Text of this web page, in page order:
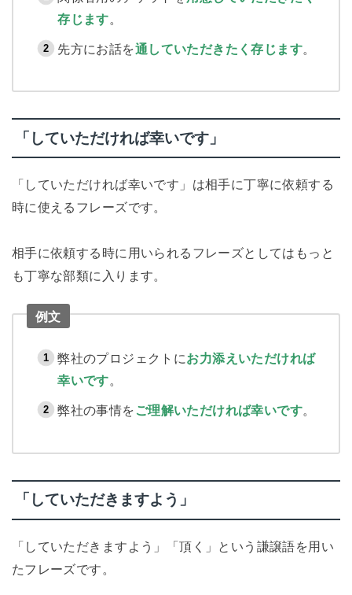
存じます。
先方にお話を通していただきたく存じます。
「していただければ幸いです」
「していただければ幸いです」は相手に丁寧に依頼する
時に使えるフレーズです。
相手に依頼する時に用いられるフレーズとしてはもっと
も丁寧な部類に入ります。
例文
弊社のプロジェクトにお力添えいただければ
幸いです。
弊社の事情を ご理解いただければ幸いです。
「していただきますよう」
「していただきますよう」「頂く」という謙譲語を用い
たフレーズです。